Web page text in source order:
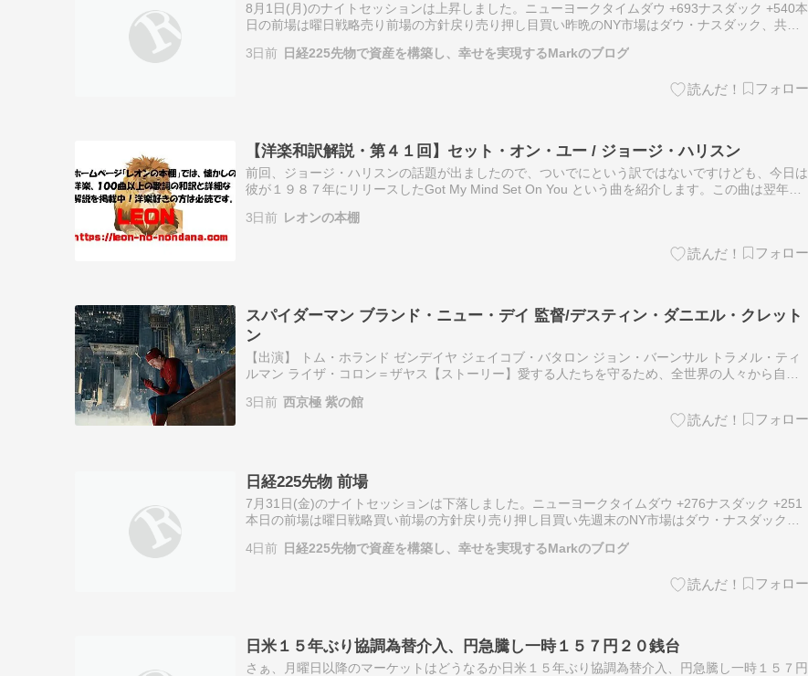
8月1日(月)のナイトセッションは上昇しました。ニューヨークタイムダウ +693ナスダック +540本
日の前場は曜日戦略売り前場の方針戻り売り押し目買い昨晩のNY市場はダウ・ナスダック、共に
3日前 日経225先物で資産を構築し、幸せを実現するMarkのブログ
【洋楽和訳解説・第４１回】セット・オン・ユー / ジョージ・ハリスン
前回、ジョージ・ハリスンの話題が出ましたので、ついでにという訳ではないですけども、今日は
彼が１９８７年にリリースしたGot My Mind Set On You という曲を紹介します。この曲は翌年の
3日前 レオンの本棚
スパイダーマン ブランド・ニュー・デイ 監督/デスティン・ダニエル・クレット
ン
【出演】 トム・ホランド ゼンデイヤ ジェイコブ・バタロン ジョン・バーンサル トラメル・ティ
ルマン ライザ・コロン＝ザヤス【ストーリー】愛する人たちを守るため、全世界の人々から自分
で孤独に暮…
3日前 西京極 紫の館
日経225先物 前場
7月31日(金)のナイトセッションは下落しました。ニューヨークタイムダウ +276ナスダック +251
本日の前場は曜日戦略買い前場の方針戻り売り押し目買い先週末のNY市場はダウ・ナスダック、
4日前 日経225先物で資産を構築し、幸せを実現するMarkのブログ
日米１５年ぶり協調為替介入、円急騰し一時１５７円２０銭台
さぁ、月曜日以降のマーケットはどうなるか日米１５年ぶり協調為替介入、円急騰し一時１５７円